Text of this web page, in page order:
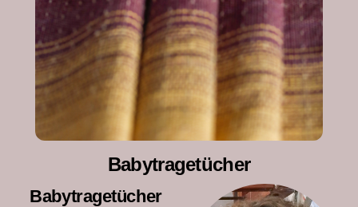
Babytragetücher
Babytragetücher